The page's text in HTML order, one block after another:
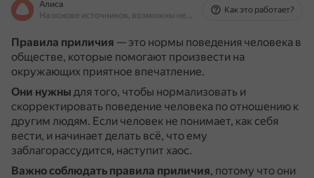
Алиса
На основе источников, возможны неточности
Как это работает?
Правила приличия — это нормы поведения человека в
обществе, которые помогают произвести на
окружающих приятное впечатление.
Они нужны для того, чтобы нормализовать и
скорректировать поведение человека по отношению к
другим людям. Если человек не понимает, как себя
вести, и начинает делать всё, что ему
заблагорассудится, наступит хаос.
Важно соблюдать правила приличия, потому что они